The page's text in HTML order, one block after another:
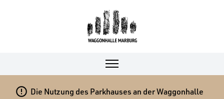
 Die Nutzung des Parkhauses an der Waggonhalle